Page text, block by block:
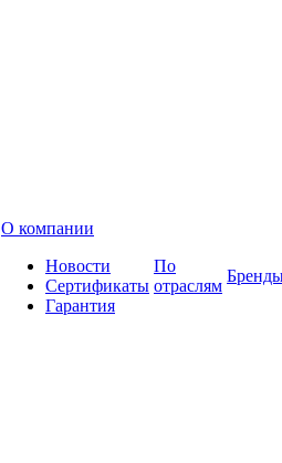
О компании
Новости
Сертификаты
Гарантия
По
отраслям